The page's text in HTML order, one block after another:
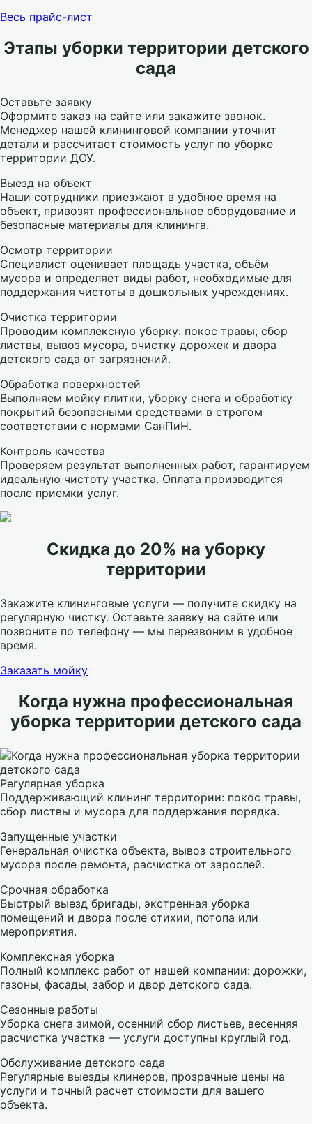
Весь прайс-лист
Этапы уборки территории детского
сада
Оставьте заявку
Оформите заказ на сайте или закажите звонок.
Менеджер нашей клининговой компании уточнит
детали и рассчитает стоимость услуг по уборке
территории ДОУ.
Выезд на объект
Наши сотрудники приезжают в удобное время на
объект, привозят профессиональное оборудование и
безопасные материалы для клининга.
Осмотр территории
Специалист оценивает площадь участка, объём
мусора и определяет виды работ, необходимые для
поддержания чистоты в дошкольных учреждениях.
Очистка территории
Проводим комплексную уборку: покос травы, сбор
листвы, вывоз мусора, очистку дорожек и двора
детского сада от загрязнений.
Обработка поверхностей
Выполняем мойку плитки, уборку снега и обработку
покрытий безопасными средствами в строгом
соответствии с нормами СанПиН.
Контроль качества
Проверяем результат выполненных работ, гарантируем
идеальную чистоту участка. Оплата производится
после приемки услуг.
Скидка до 20% на уборку
территории
Закажите клининговые услуги — получите скидку на
регулярную чистку. Оставьте заявку на сайте или
позвоните по телефону — мы перезвоним в удобное
время.
Заказать мойку
Когда нужна профессиональная
уборка территории детского сада
Регулярная уборка
Поддерживающий клининг территории: покос травы,
сбор листвы и мусора для поддержания порядка.
Запущенные участки
Генеральная очистка объекта, вывоз строительного
мусора после ремонта, расчистка от зарослей.
Срочная обработка
Быстрый выезд бригады, экстренная уборка
помещений и двора после стихии, потопа или
мероприятия.
Комплексная уборка
Полный комплекс работ от нашей компании: дорожки,
газоны, фасады, забор и двор детского сада.
Сезонные работы
Уборка снега зимой, осенний сбор листьев, весенняя
расчистка участка — услуги доступны круглый год.
Обслуживание детского сада
Регулярные выезды клинеров, прозрачные цены на
услуги и точный расчет стоимости для вашего
объекта.